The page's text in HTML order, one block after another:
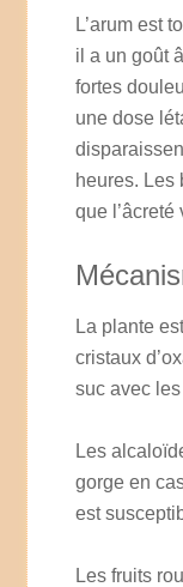
L’arum est
il a un goût
fortes
une dose
heures. Les
que
La plante
cristaux
suc avec
Les
gorge en
est
Les fruits